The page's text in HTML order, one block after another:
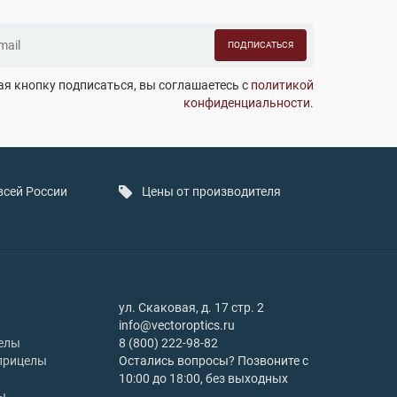
ПОДПИСАТЬСЯ
кнопку подписаться, вы соглашаетесь с политикой
конфиденциальности.
России Цены от производителя
ул. Скаковая, д. 17 стр. 2
info@vectoroptics.ru
8 (800) 222-98-82
Остались вопросы? Позвоните с
10:00 до 18:00, без выходных